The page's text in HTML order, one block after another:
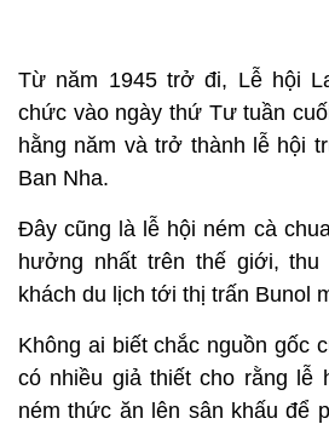
Từ năm 1945 trở đi, Lễ hội
chức vào ngày thứ Tư tuần
hằng năm và trở thành lễ hội
Ban Nha.
Đây cũng là lễ hội ném cà
hưởng nhất trên thế giới,
khách du lịch tới thị trấn Bunol
Không ai biết chắc nguồn gốc
có nhiều giả thiết cho rằng lễ
ném thức ăn lên sân khấu để